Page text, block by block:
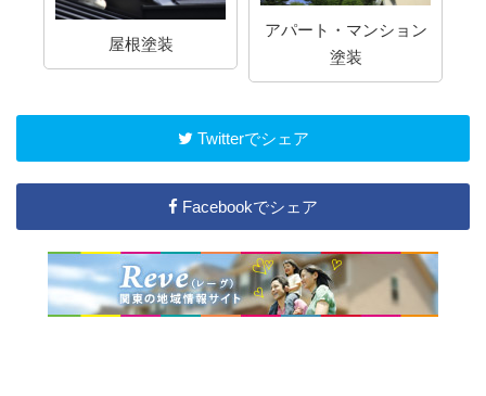
屋根塗装
アパート・マンション
塗装
Twitterでシェア
Facebookでシェア